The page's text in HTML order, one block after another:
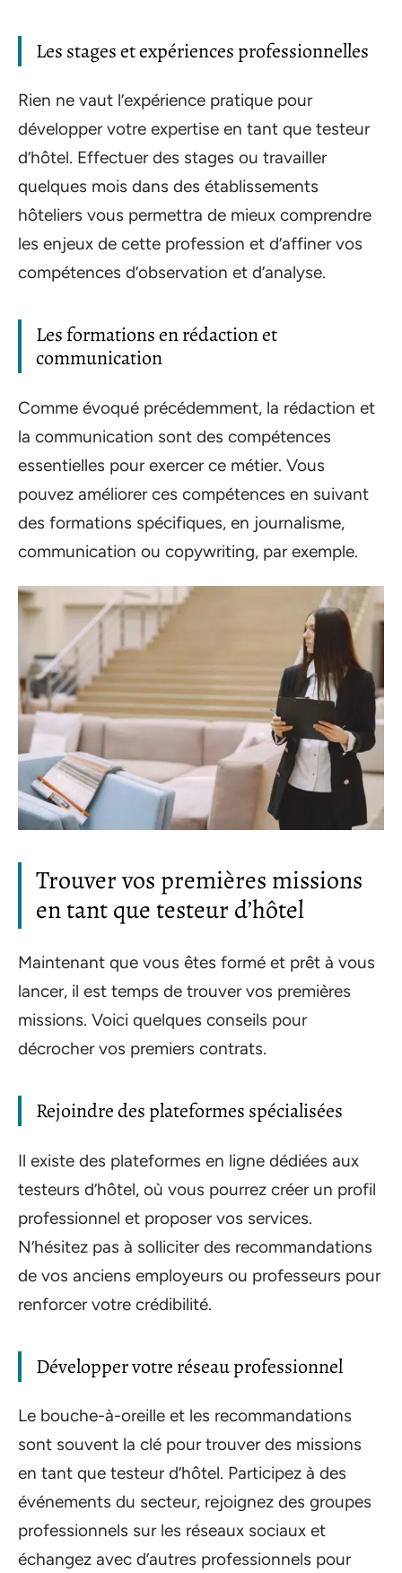
Les stages et expériences professionnelles
Rien ne vaut l’expérience pratique pour
développer votre expertise en tant que testeur
d’hôtel. Effectuer des stages ou travailler
quelques mois dans des établissements
hôteliers vous permettra de mieux comprendre
les enjeux de cette profession et d’affiner vos
compétences d’observation et d’analyse.
Les formations en rédaction et
communication
Comme évoqué précédemment, la rédaction et
la communication sont des compétences
essentielles pour exercer ce métier. Vous
pouvez améliorer ces compétences en suivant
des formations spécifiques, en journalisme,
communication ou copywriting, par exemple.
Trouver vos premières missions
en tant que testeur d’hôtel
Maintenant que vous êtes formé et prêt à vous
lancer, il est temps de trouver vos premières
missions. Voici quelques conseils pour
décrocher vos premiers contrats.
Rejoindre des plateformes spécialisées
Il existe des plateformes en ligne dédiées aux
testeurs d’hôtel, où vous pourrez créer un profil
professionnel et proposer vos services.
N’hésitez pas à solliciter des recommandations
de vos anciens employeurs ou professeurs pour
renforcer votre crédibilité.
Développer votre réseau professionnel
Le bouche-à-oreille et les recommandations
sont souvent la clé pour trouver des missions
en tant que testeur d’hôtel. Participez à des
événements du secteur, rejoignez des groupes
professionnels sur les réseaux sociaux et
échangez avec d’autres professionnels pour